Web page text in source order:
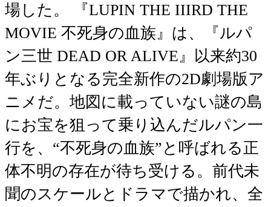
場した。 『LUPIN THE IIIRD THE
MOVIE 不死身の血族』は、『ルパ
ン三世 DEAD OR ALIVE』以来約30
年ぶりとなる完全新作の2D劇場版ア
ニメだ。地図に載っていない謎の島
にお宝を狙って乗り込んだルパン一
行を、“不死身の血族”と呼ばれる正
体不明の存在が待ち受ける。前代未
聞のスケールとドラマで描かれ、全